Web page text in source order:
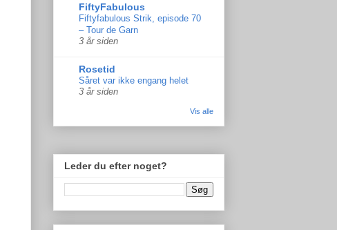
FiftyFabulous
Fiftyfabulous Strik, episode 70
– Tour de Garn
3 år siden
Rosetid
Såret var ikke engang helet
3 år siden
Vis alle
Leder du efter noget?